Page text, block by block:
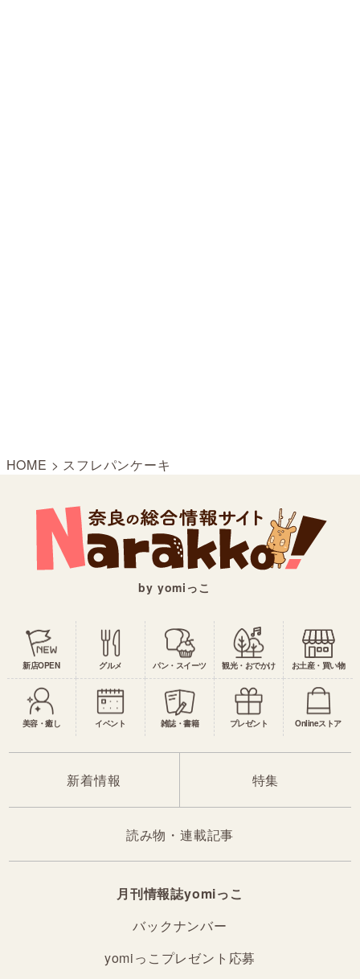
HOME > スフレパンケーキ
by yomiっこ
新店OPEN グルメ パン・スイーツ 観光・おでかけ お土産・買い物
美容・癒し イベント 雑誌・書籍 プレゼント Onlineストア
新着情報 特集
読み物・連載記事
月刊情報誌yomiっこ
バックナンバー
yomiっこプレゼント応募